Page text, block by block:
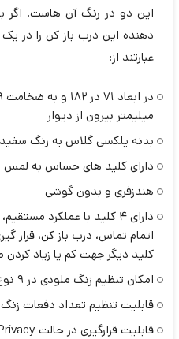
این دو در رنگ آن هاست. اگر
دهنده این درب باز کن را در
عبارتند از:
میلیمتر بیرون از دیوار
بدنه پلکسی گلاس به رنگ
دارای کلید های حساس به لمس
هندزفری و بدون گوشی
دارای 4 کلید با عملکرد
کلید دیگر جهت کم یا زیاد
امکان تنظیم زنگ ملودی در 9 نوع متنوع
قابلیت تنظیم تعداد دفعات زنگ
قابلیت قرارگیری در حالت Privacy، ماکسیمم تا 20 ساعت